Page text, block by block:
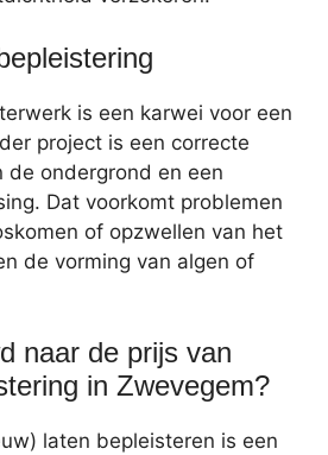
is een karwei voor een
project is een correcte
de ondergrond en een
Dat voorkomt problemen
of opzwellen van het
de vorming van algen of
naar de prijs van
in Zwevegem?
laten bepleisteren is een